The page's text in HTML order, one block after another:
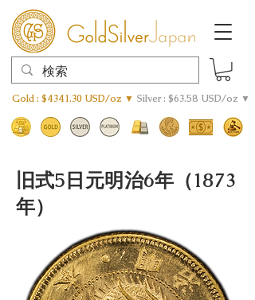
Gold : $4341.30 USD/oz ▼ Silver : $63.58 USD/oz ▼
旧式5日元明治6年（1873
年）